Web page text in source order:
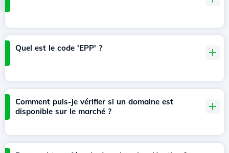
Quel est le code 'EPP' ?
Comment puis-je vérifier si un domaine est
disponible sur le marché ?